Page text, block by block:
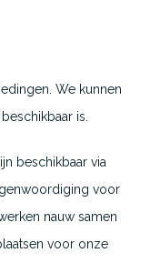
We kunnen
is.
beschikbaar via
voor
nauw samen
voor onze